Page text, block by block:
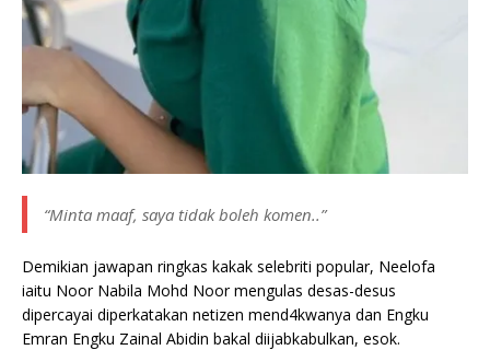
“Minta maaf, saya tidak boleh komen..”
Demikian jawapan ringkas kakak selebriti popular, Neelofa
iaitu Noor Nabila Mohd Noor mengulas desas-desus
dipercayai diperkatakan netizen mend4kwanya dan Engku
Emran Engku Zainal Abidin bakal diijabkabulkan, esok.